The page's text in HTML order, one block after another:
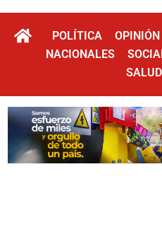
POLÍTICA OPINIÓN
NACIONALES
SALUD